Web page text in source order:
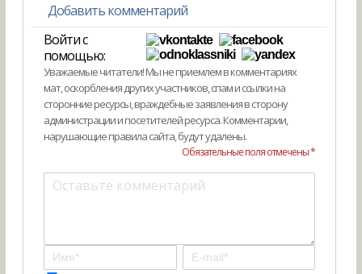
Добавить комментарий
Войти с
помощью:
Уважаемые читатели! Мы не приемлем в комментариях
мат, оскорбления других участников, спам и ссылки на
сторонние ресурсы, враждебные заявления в сторону
администрации и посетителей ресурса. Комментарии,
нарушающие правила сайта, будут удалены.
Обязательные поля отмечены *